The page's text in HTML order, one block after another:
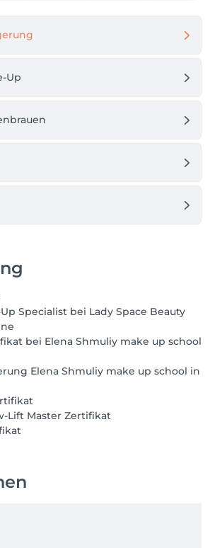
Up
Specialist bei Lady Space Beauty
bei Elena Shmuliy make up school
Elena Shmuliy make up school in
Lift Master Zertifikat